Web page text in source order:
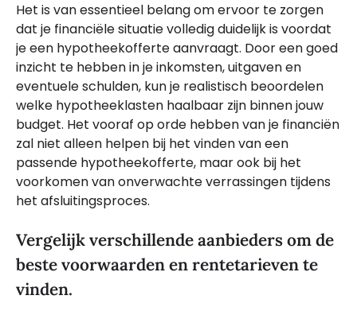
Het is van essentieel belang om ervoor te zorgen
dat je financiële situatie volledig duidelijk is voordat
je een hypotheekofferte aanvraagt. Door een goed
inzicht te hebben in je inkomsten, uitgaven en
eventuele schulden, kun je realistisch beoordelen
welke hypotheeklasten haalbaar zijn binnen jouw
budget. Het vooraf op orde hebben van je financiën
zal niet alleen helpen bij het vinden van een
passende hypotheekofferte, maar ook bij het
voorkomen van onverwachte verrassingen tijdens
het afsluitingsproces.
Vergelijk verschillende aanbieders om de
beste voorwaarden en rentetarieven te
vinden.